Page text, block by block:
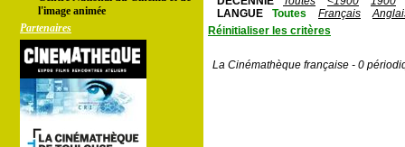
l'image animée
Partenaires
LANGUE
Toutes Français
Réinitialiser les critères
La Cinémathèque française - 0